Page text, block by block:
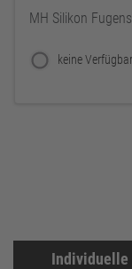
MH Silikon
keine
Individuelle